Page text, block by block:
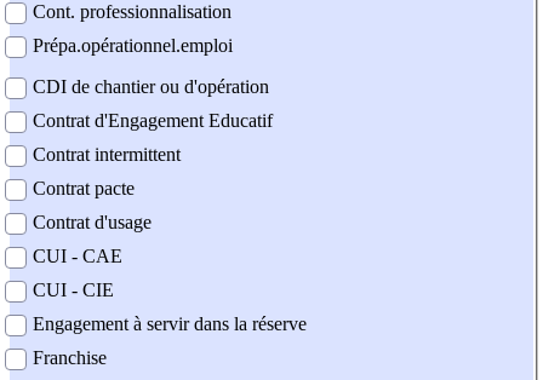
Cont. professionnalisation
Prépa.opérationnel.emploi
CDI de chantier ou d'opération
Contrat d'Engagement Educatif
Contrat intermittent
Contrat pacte
Contrat d'usage
CUI - CAE
CUI - CIE
Engagement à servir dans la réserve
Franchise